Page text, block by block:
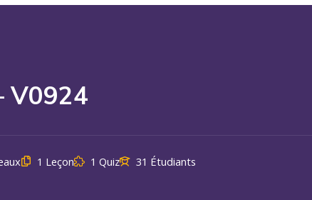
V0924
1 Leçon 1 Quiz 31 Étudiants